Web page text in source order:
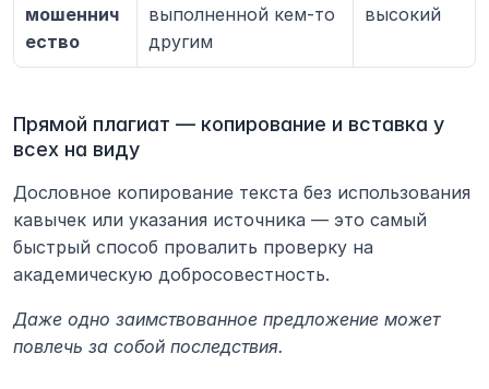
мошеннич
ество
выполненной кем-то
другим
высокий
Прямой плагиат — копирование и вставка у
всех на виду
Дословное копирование текста без использования
кавычек или указания источника — это самый
быстрый способ провалить проверку на
академическую добросовестность.
Даже одно заимствованное предложение может
повлечь за собой последствия.